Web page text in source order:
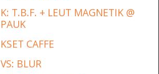
K: T.B.F. + LEUT MAGNETIK @
PAUK
KSET CAFFE
VS: BLUR